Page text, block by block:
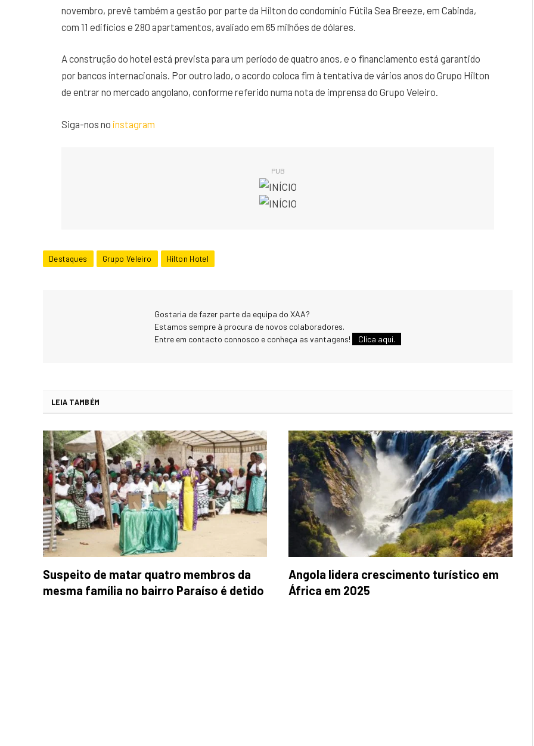
novembro, prevê também a gestão por parte da Hilton do condomínio Fútila Sea Breeze, em Cabinda,
com 11 edifícios e 280 apartamentos, avaliado em 65 milhões de dólares.
A construção do hotel está prevista para um período de quatro anos, e o financiamento está garantido
por bancos internacionais. Por outro lado, o acordo coloca fim à tentativa de vários anos do Grupo Hilton
de entrar no mercado angolano, conforme referido numa nota de imprensa do Grupo Veleiro.
Siga-nos no instagram
PUB
Destaques Grupo Veleiro Hilton Hotel
Gostaria de fazer parte da equipa do XAA?
Estamos sempre à procura de novos colaboradores.
Entre em contacto connosco e conheça as vantagens!
Clica aqui.
LEIA TAMBÉM
Suspeito de matar quatro membros da
mesma família no bairro Paraíso é detido
Angola lidera crescimento turístico em
África em 2025